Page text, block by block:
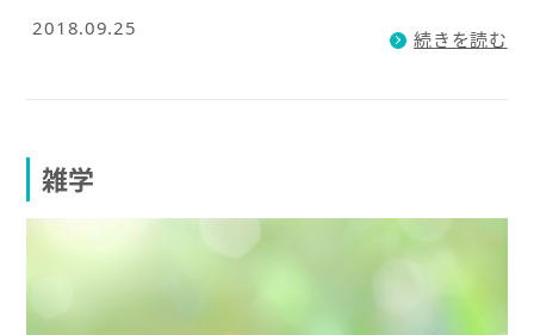
2018.09.25 続きを読む
雑学